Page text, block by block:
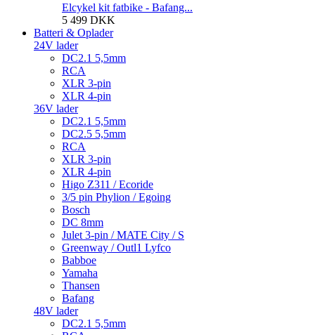
Elcykel kit fatbike - Bafang...
5 499 DKK
Batteri & Oplader
24V lader
DC2.1 5,5mm
RCA
XLR 3-pin
XLR 4-pin
36V lader
DC2.1 5,5mm
DC2.5 5,5mm
RCA
XLR 3-pin
XLR 4-pin
Higo Z311 / Ecoride
3/5 pin Phylion / Egoing
Bosch
DC 8mm
Julet 3-pin / MATE City / S
Greenway / Outl1 Lyfco
Babboe
Yamaha
Thansen
Bafang
48V lader
DC2.1 5,5mm